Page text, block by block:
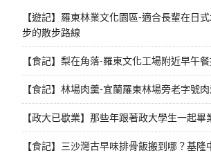
【遊記】羅東林業文化園區-適合長輩在日
步的散步路線
【食記】梨在角落-羅東文化工場附近早午
【食記】林場肉羹-宜蘭羅東林場旁老字號
【政大已歇業】那些年跟著政大學生一起畢
【食記】三沙灣古早味排骨飯搬到哪？基